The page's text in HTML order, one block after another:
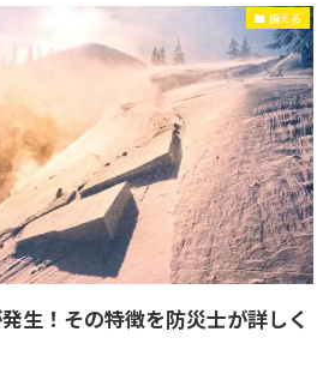
備える
生！その特徴を防災士が詳しく